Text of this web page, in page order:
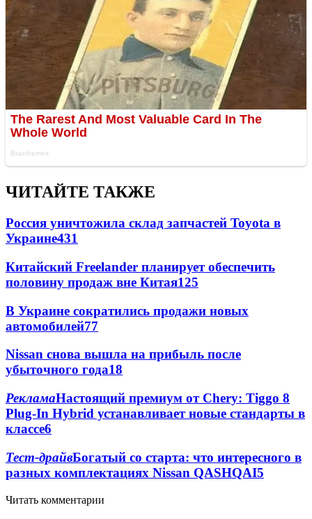
ЧИТАЙТЕ ТАКЖЕ
Россия уничтожила склад запчастей Toyota в
Украине431
Китайский Freelander планирует обеспечить
половину продаж вне Китая125
В Украине сократились продажи новых
автомобилей77
Nissan снова вышла на прибыль после
убыточного года18
РекламаНастоящий премиум от Chery: Tiggo 8
Plug-In Hybrid устанавливает новые стандарты в
классе6
Тест-драйвБогатый со старта: что интересного в
разных комплектациях Nіssan QASHQAI5
Читать комментарии